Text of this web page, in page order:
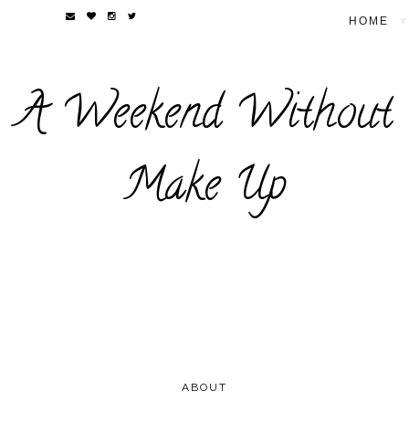
A Weekend Without
Make Up
ABOUT